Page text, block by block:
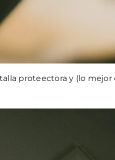
proteectora y (lo